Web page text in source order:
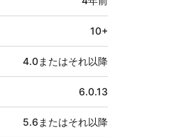
10+
4.0またはそれ以降
6.0.13
5.6またはそれ以降